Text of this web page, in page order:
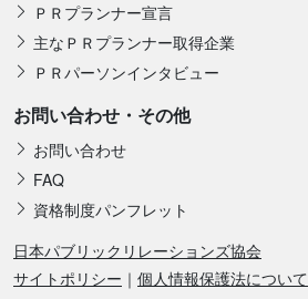
ＰＲプランナー宣言
主なＰＲプランナー取得企業
ＰＲパーソンインタビュー
お問い合わせ・その他
お問い合わせ
FAQ
資格制度パンフレット
日本パブリックリレーションズ協会
サイトポリシー ｜ 個人情報保護法について